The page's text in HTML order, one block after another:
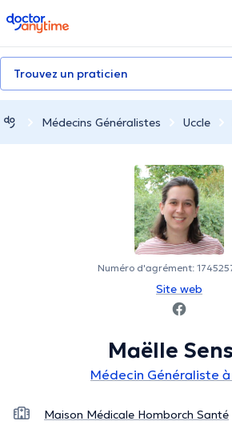
doctoranytime
Trouvez un praticien
Médecins Généralistes Uccle
Numéro d'agrément:
Site web
Maëlle Sens
Médecin Généraliste
Maison Médicale Homborch Santé